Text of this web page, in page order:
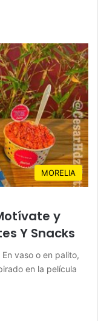
MORELIA
y
Y Snacks
vaso o en palito,
en la película